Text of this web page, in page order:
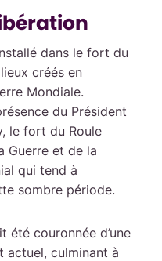
dans le fort du
créés en
Mondiale.
du Président
le fort du Roule
Guerre et de la
qui tend à
sombre période.
été couronnée d’une
actuel, culminant à